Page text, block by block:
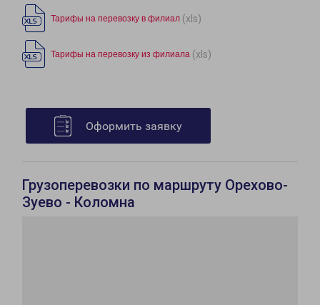
Тарифы на перевозку в филиал (xls)
Тарифы на перевозку из филиала (xls)
Оформить заявку
Грузоперевозки по маршруту Орехово-
Зуево - Коломна